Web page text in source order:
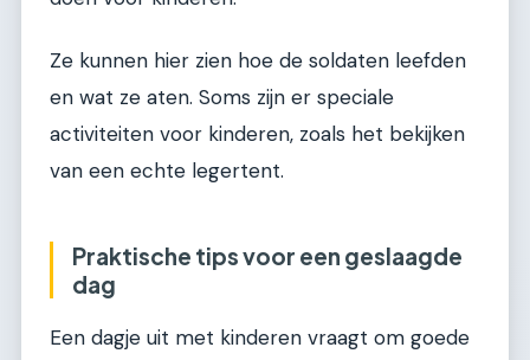
Ze kunnen hier zien hoe de soldaten leefden
en wat ze aten. Soms zijn er speciale
activiteiten voor kinderen, zoals het bekijken
van een echte legertent.
Praktische tips voor een geslaagde
dag
Een dagje uit met kinderen vraagt om goede